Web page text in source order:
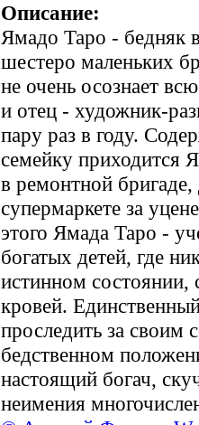
Описание:
Ямадо Таро - бедняк
шестеро маленьких
не очень осознает
и отец - художник-
пару раз в году.
семейку приходится
в ремонтной
супермаркете за
этого Ямада Таро -
богатых детей, где
истинном состоянии,
кровей.
проследить за своим
бедственном
настоящий богач,
неимения